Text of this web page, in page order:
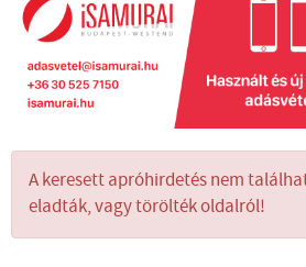
A keresett apróhirdetés nem
eladták, vagy törölték oldalról!